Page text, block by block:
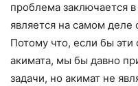
проблема заключается
является на самом деле
Потому что, если бы
акимата, мы бы давно
задачи, но акимат не